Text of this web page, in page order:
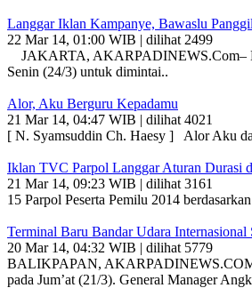
Langgar Iklan Kampanye, Bawaslu
22 Mar 14, 01:00 WIB | dilihat 2499
JAKARTA, AKARPADINEWS.Com–
Senin (24/3) untuk dimintai..
Alor, Aku Berguru Kepadamu
21 Mar 14, 04:47 WIB | dilihat 4021
[ N. Syamsuddin Ch. Haesy ] Alor Aku
Iklan TVC Parpol Langgar Aturan Durasi
21 Mar 14, 09:23 WIB | dilihat 3161
15 Parpol Peserta Pemilu 2014
Terminal Baru Bandar Udara Internasional
20 Mar 14, 04:32 WIB | dilihat 5779
BALIKPAPAN, AKARPADINEWS.COM |
pada Jum’at (21/3). General Manager